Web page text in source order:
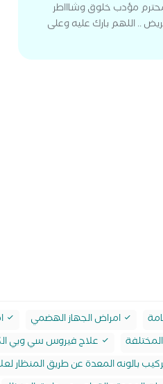
محترم مؤدب خلوق وشاااطر
.. اللهم بارك عليه وعلى
امراض الجهاز الهضمي
علاج فيروس سي وبي
بالونه المعدة عن طريق المنظار